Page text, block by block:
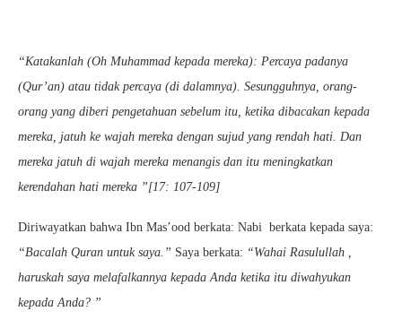
“Katakanlah (Oh Muhammad kepada mereka): Percaya padanya
(Qur’an) atau tidak percaya (di dalamnya). Sesungguhnya, orang-
orang yang diberi pengetahuan sebelum itu, ketika dibacakan kepada
mereka, jatuh ke wajah mereka dengan sujud yang rendah hati. Dan
mereka jatuh di wajah mereka menangis dan itu meningkatkan
kerendahan hati mereka ”[17: 107-109]
Diriwayatkan bahwa Ibn Mas’ood berkata: Nabi berkata kepada saya:
“Bacalah Quran untuk saya.” Saya berkata: “Wahai Rasulullah ,
haruskah saya melafalkannya kepada Anda ketika itu diwahyukan
kepada Anda? ”